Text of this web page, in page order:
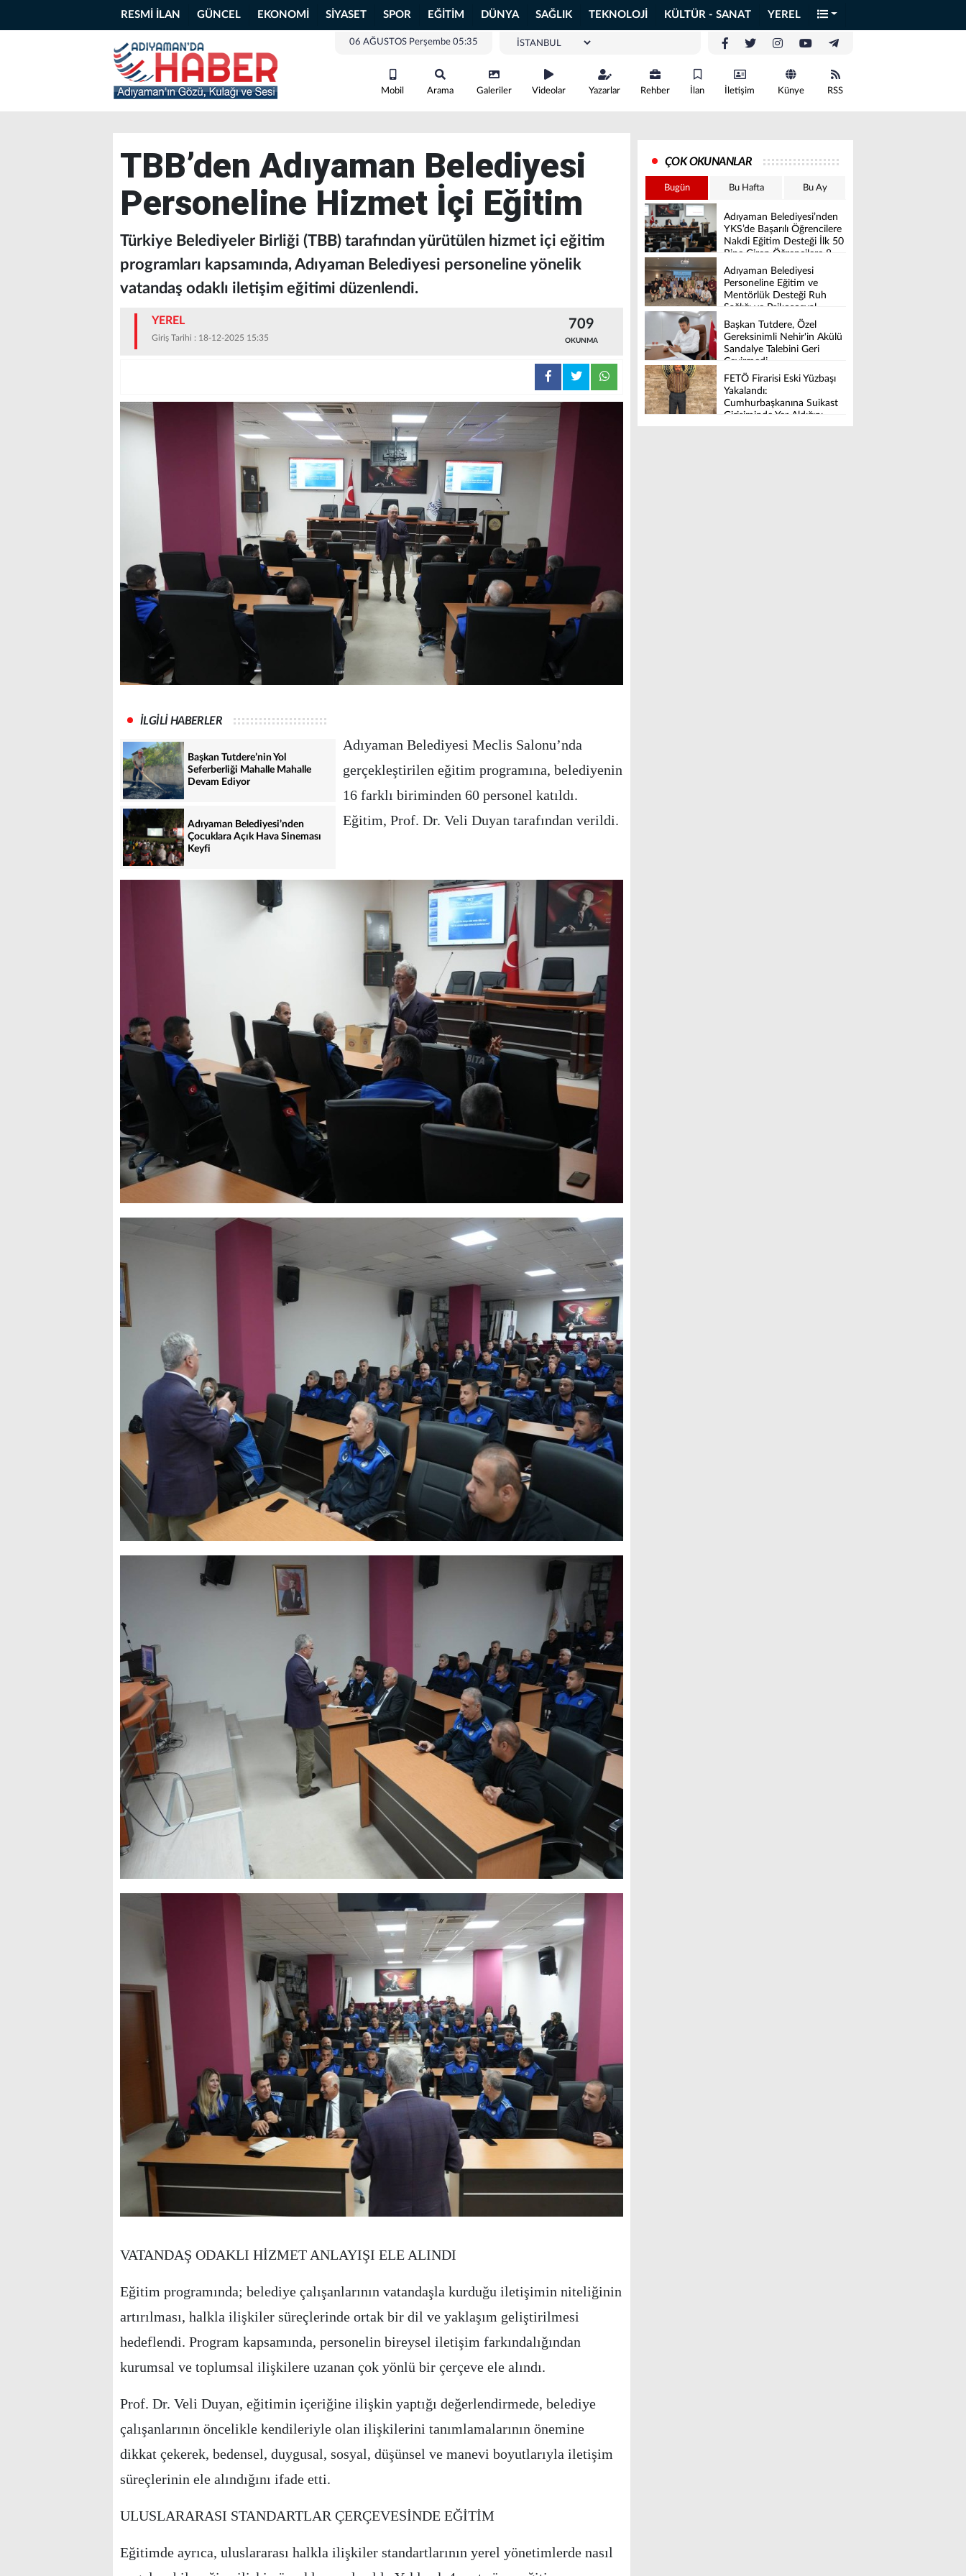
RESMİ İLAN GÜNCEL EKONOMİ SİYASET SPOR EĞİTİM DÜNYA SAĞLIK TEKNOLOJİ KÜLTÜR - SANAT YEREL
06 AĞUSTOS Perşembe 05:35
Mobil Arama Galeriler Videolar Yazarlar Rehber İlan İletişim Künye RSS
TBB’den Adıyaman Belediyesi
Personeline Hizmet İçi Eğitim
Türkiye Belediyeler Birliği (TBB) tarafından yürütülen hizmet içi eğitim
programları kapsamında, Adıyaman Belediyesi personeline yönelik
vatandaş odaklı iletişim eğitimi düzenlendi.
YEREL
Giriş Tarihi : 18-12-2025 15:35
709
OKUNMA
İLGİLİ HABERLER
Başkan Tutdere’nin Yol
Seferberliği Mahalle Mahalle
Devam Ediyor
Adıyaman Belediyesi’nden
Çocuklara Açık Hava Sineması
Keyfi
Adıyaman Belediyesi Meclis Salonu’nda
gerçekleştirilen eğitim programına, belediyenin
16 farklı biriminden 60 personel katıldı.
Eğitim, Prof. Dr. Veli Duyan tarafından verildi.
VATANDAŞ ODAKLI HİZMET ANLAYIŞI ELE ALINDI
Eğitim programında; belediye çalışanlarının vatandaşla kurduğu iletişimin niteliğinin
artırılması, halkla ilişkiler süreçlerinde ortak bir dil ve yaklaşım geliştirilmesi
hedeflendi. Program kapsamında, personelin bireysel iletişim farkındalığından
kurumsal ve toplumsal ilişkilere uzanan çok yönlü bir çerçeve ele alındı.
Prof. Dr. Veli Duyan, eğitimin içeriğine ilişkin yaptığı değerlendirmede, belediye
çalışanlarının öncelikle kendileriyle olan ilişkilerini tanımlamalarının önemine
dikkat çekerek, bedensel, duygusal, sosyal, düşünsel ve manevi boyutlarıyla iletişim
süreçlerinin ele alındığını ifade etti.
ULUSLARARASI STANDARTLAR ÇERÇEVESİNDE EĞİTİM
Eğitimde ayrıca, uluslararası halkla ilişkiler standartlarının yerel yönetimlerde nasıl
ÇOK OKUNANLAR
Bugün Bu Hafta Bu Ay
Adıyaman Belediyesi’nden
YKS’de Başarılı Öğrencilere
Nakdi Eğitim Desteği İlk 50
Bine Giren Öğrencilere 8
Bin İle 16 Bin TL Arasında
Destek Verilecek
Adıyaman Belediyesi
Personeline Eğitim ve
Mentörlük Desteği Ruh
Sağlığı ve Psikososyal
Destek Projesi Başarıyla
Tamamlandı
Başkan Tutdere, Özel
Gereksinimli Nehir'in Akülü
Sandalye Talebini Geri
Çevirmedi
FETÖ Firarisi Eski Yüzbaşı
Yakalandı:
Cumhurbaşkanına Suikast
Girişiminde Yer Aldığını